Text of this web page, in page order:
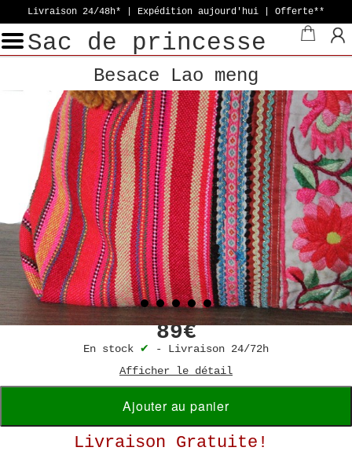
Sac de princesse
Livraison 24/48h* | Expédition aujourd'hui | Offerte**
Besace Lao meng
89€
En stock ✔ - Livraison 24/72h
Afficher le détail
Ajouter au panier
Livraison Gratuite!